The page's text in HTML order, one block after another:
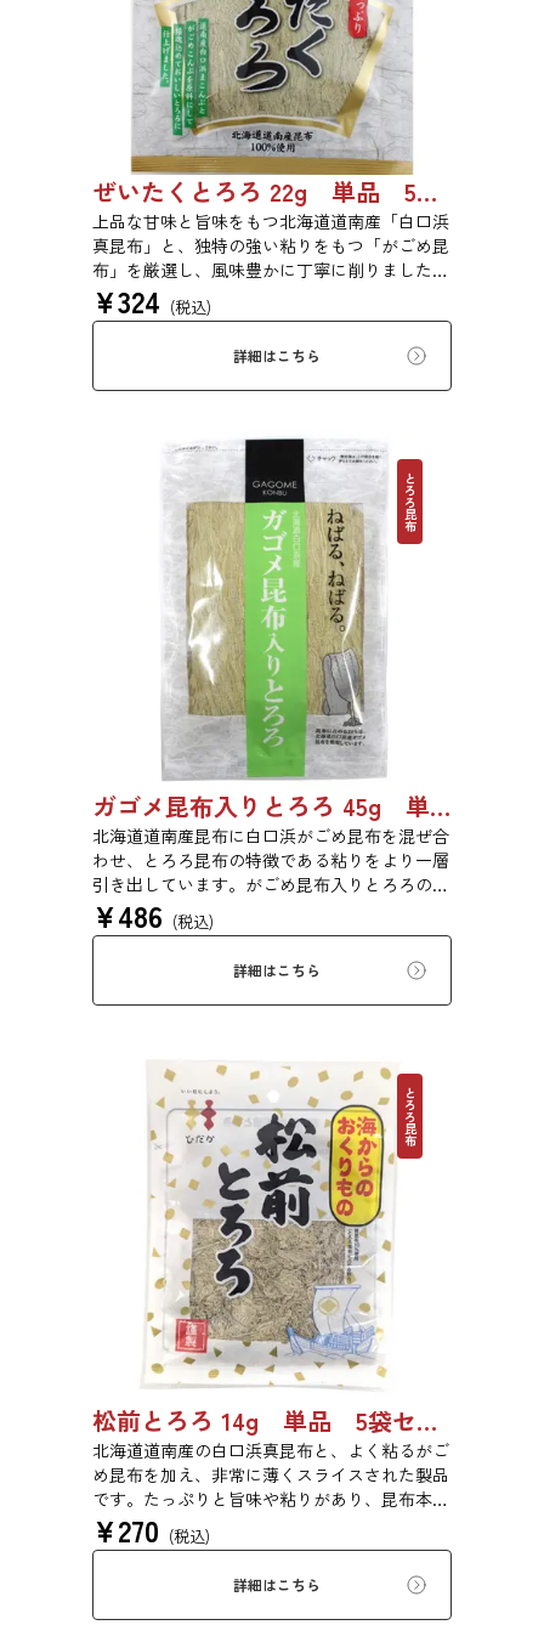
ぜいたくとろろ 22g 単品 5袋セット 20袋セット 1743
上品な甘味と旨味をもつ北海道道南産「白口浜
真昆布」と、独特の強い粘りをもつ「がごめ昆
布」を厳選し、風味豊かに丁寧に削りました。
ぜいたくな味を、思う存分にご堪能ください。
¥324 (税込)
詳細はこちら
とろろ昆布
ガゴメ昆布入りとろろ 45g 単品 5袋セット 20袋セット 1774
北海道道南産昆布に白口浜がごめ昆布を混ぜ合
わせ、とろろ昆布の特徴である粘りをより一層
引き出しています。がごめ昆布入りとろろの粘
りと旨味をぜひご賞味ください。
¥486 (税込)
詳細はこちら
とろろ昆布
松前とろろ 14g 単品 5袋セット 20袋セット 3443
北海道道南産の白口浜真昆布と、よく粘るがご
め昆布を加え、非常に薄くスライスされた製品
です。たっぷりと旨味や粘りがあり、昆布本来
の風味を存分にご賞味いただけます。現代の食
生活にぜひ一日一度、お好みの量をお召し上が
¥270 (税込)
詳細はこちら